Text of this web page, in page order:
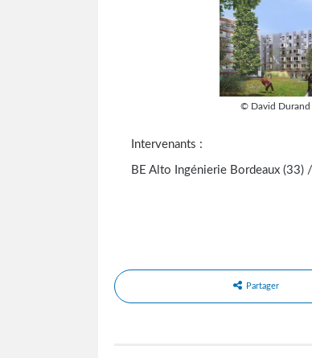
© David Durand
Intervenants :
BE Alto Ingénierie Bordeaux (33)
Partager